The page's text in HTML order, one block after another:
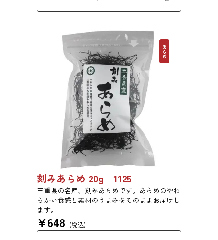
あらめ
刻みあらめ 20g 1125
三重県の名産、刻みあらめです。あらめのやわ
らかい食感と素材のうまみをそのままお届けし
ます。
¥648 (税込)